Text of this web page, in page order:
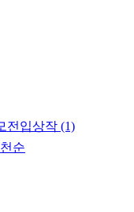
전입상작 (1)
순